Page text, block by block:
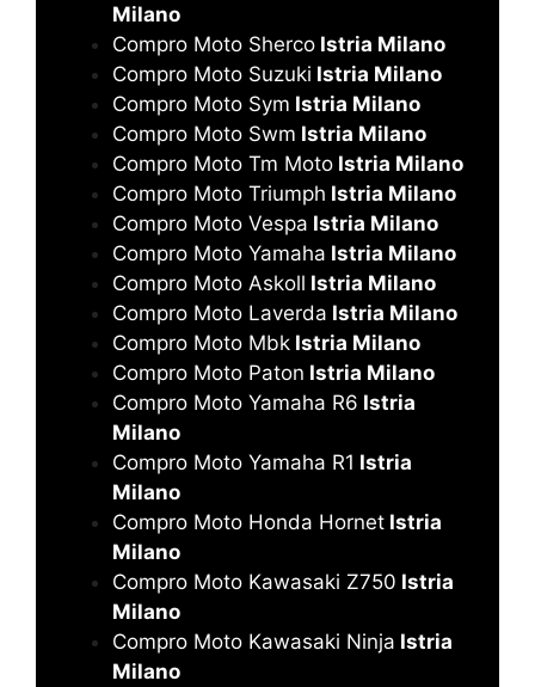
Milano
Compro Moto Sherco Istria Milano
Compro Moto Suzuki Istria Milano
Compro Moto Sym Istria Milano
Compro Moto Swm Istria Milano
Compro Moto Tm Moto Istria Milano
Compro Moto Triumph Istria Milano
Compro Moto Vespa Istria Milano
Compro Moto Yamaha Istria Milano
Compro Moto Askoll Istria Milano
Compro Moto Laverda Istria Milano
Compro Moto Mbk Istria Milano
Compro Moto Paton Istria Milano
Compro Moto Yamaha R6 Istria
Milano
Compro Moto Yamaha R1 Istria
Milano
Compro Moto Honda Hornet Istria
Milano
Compro Moto Kawasaki Z750 Istria
Milano
Compro Moto Kawasaki Ninja Istria
Milano